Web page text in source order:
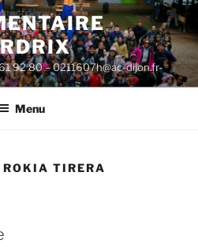
92 80 – 0211607h@ac-dijon.fr-
Menu
ROKIA TIRERA